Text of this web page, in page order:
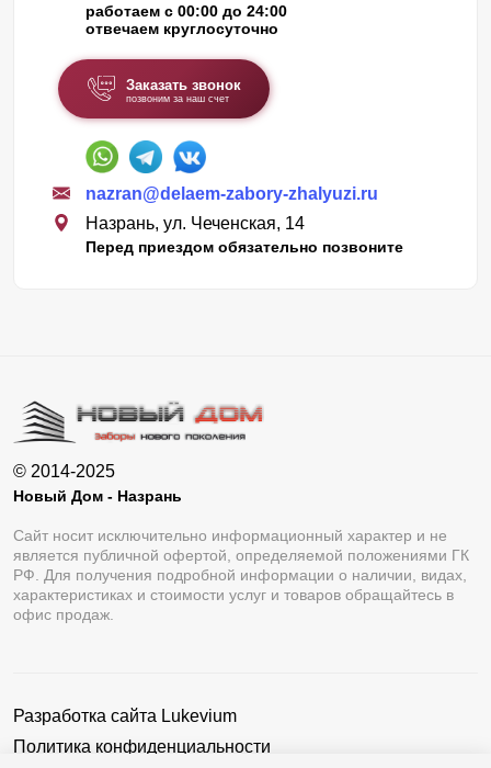
работаем с 00:00 до 24:00
отвечаем круглосуточно
Заказать звонок
позвоним за наш счет
nazran@delaem-zabory-zhalyuzi.ru
Назрань, ул. Чеченская, 14
Перед приездом обязательно позвоните
© 2014-2025
Новый Дом - Назрань
Сайт носит исключительно информационный характер и не
является публичной офертой, определяемой положениями ГК
РФ. Для получения подробной информации о наличии, видах,
характеристиках и стоимости услуг и товаров обращайтесь в
офис продаж.
Разработка сайта Lukevium
Политика конфиденциальности